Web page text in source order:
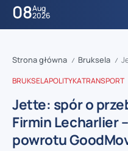
08Aug
2026
Strona główna / Bruksela /
BRUKSELAPOLITYKATRANSPORT
Jette: spór o
Firmin Lecharlier
powrotu